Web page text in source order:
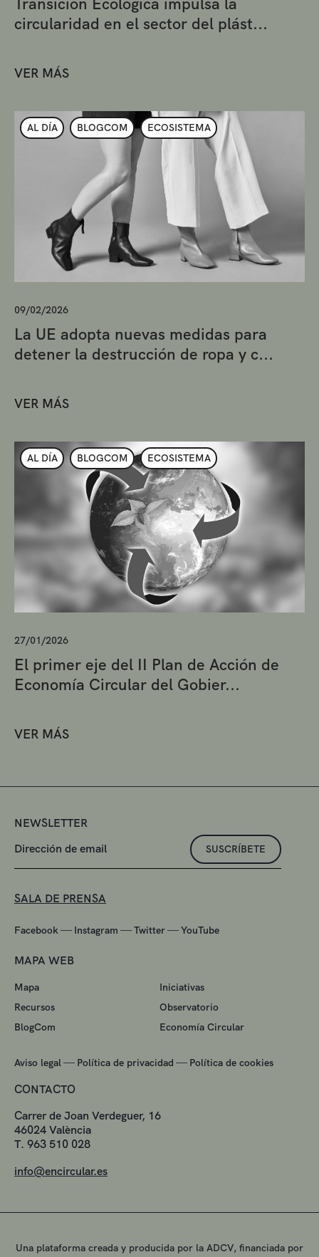
circularidad en el sector del plást...
VER MÁS
AL DÍA BLOGCOM ECOSISTEMA
09/02/2026
La UE adopta nuevas medidas para
detener la destrucción de ropa y c...
VER MÁS
AL DÍA BLOGCOM ECOSISTEMA
27/01/2026
El primer eje del II Plan de Acción de
Economía Circular del Gobier...
VER MÁS
NEWSLETTER
SUSCRÍBETE
SALA DE PRENSA
Facebook — Instagram —Twitter—YouTube
MAPA WEB
Mapa
Iniciativas
Recursos
Observatorio
BlogCom
Economía Circular
Aviso legal — Política de privacidad — Política de cookies
CONTACTO
Carrer de Joan Verdeguer, 16
46024 València
T. 963 510 028
info@encircular.es
Una plataforma creada y producida por la ADCV, financiada por